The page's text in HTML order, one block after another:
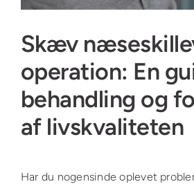
Skæv
operation: En
behandling og
af livskvaliteten
Har du nogensinde oplevet